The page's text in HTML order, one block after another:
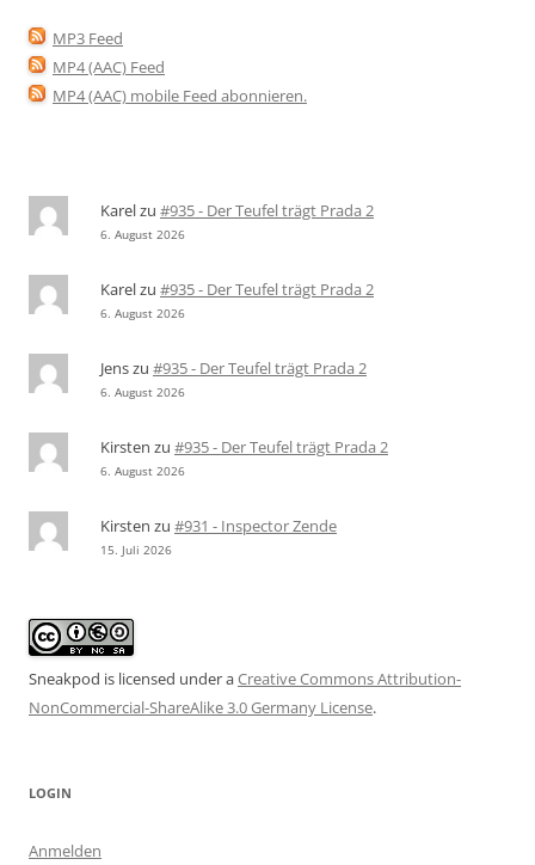
MP3 Feed
MP4 (AAC) Feed
MP4 (AAC) mobile Feed abonnieren.
Karelzu #935 - Der Teufel trägt Prada 2
6. August 2026
Karelzu #935 - Der Teufel trägt Prada 2
6. August 2026
Jenszu #935 - Der Teufel trägt Prada 2
6. August 2026
Kirsten zu #935 - Der Teufel trägt Prada 2
6. August 2026
Kirsten zu #931 - Inspector Zende
15. Juli 2026
Sneakpod is licensed under aCreative Commons Attribution-
NonCommercial-ShareAlike 3.0 Germany License.
LOGIN
Anmelden